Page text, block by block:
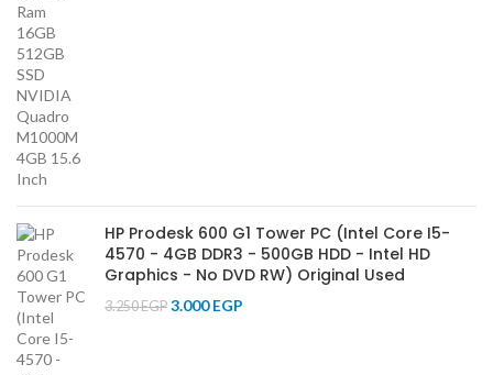
HP Prodesk 600 G1 Tower PC (Intel Core I5-
4570 - 4GB DDR3 - 500GB HDD - Intel HD
Graphics - No DVD RW) Original Used
3.250EGP 3.000EGP